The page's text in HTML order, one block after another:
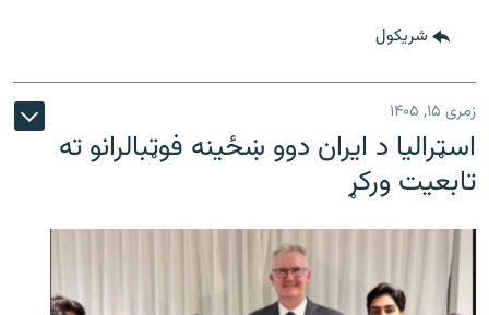
شريکول
زمری ۱۵, ۱۴۰۵
اسټرالیا د ایران دوو ښځینه فوټبالرانو ته
تابعیت ورکړ